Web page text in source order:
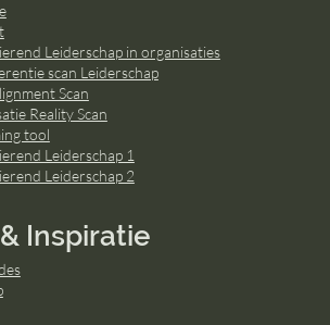
Leiderschap in organisaties
scan Leiderschap
Scan
Reality Scan
tool
Leiderschap 1
Leiderschap 2
Inspiratie